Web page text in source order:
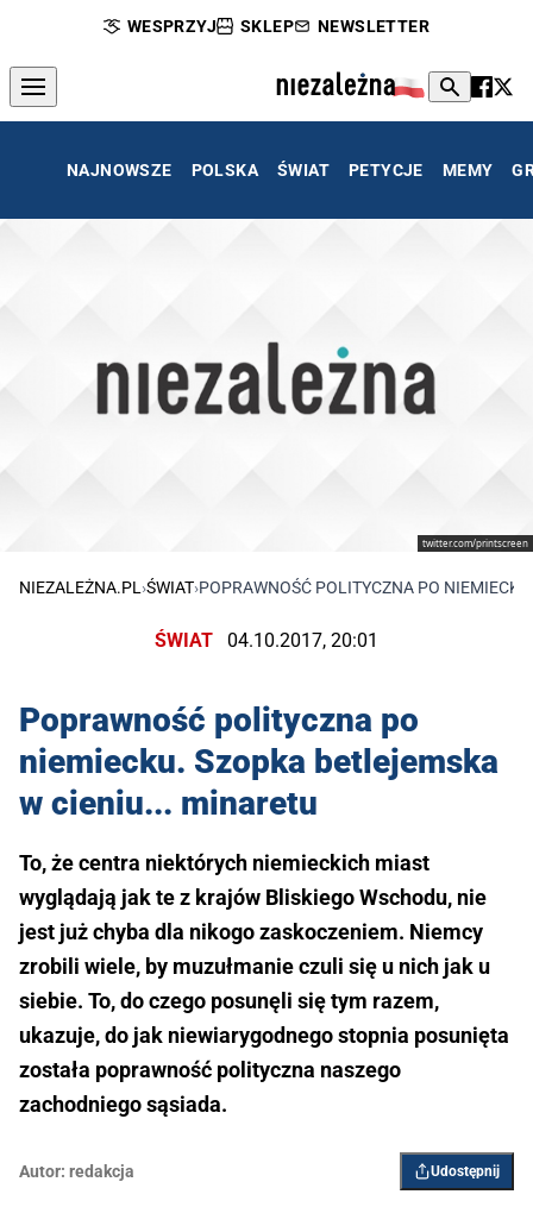
WESPRZYJ SKLEP NEWSLETTER
NAJNOWSZE POLSKA ŚWIAT PETYCJE MEMY
twitter.com/printscreen
NIEZALEŻNA.PL ›ŚWIAT›POPRAWNOŚĆ POLITYCZNA PO
ŚWIAT 04.10.2017, 20:01
Poprawność polityczna po
niemiecku. Szopka betlejemska
w cieniu... minaretu
To, że centra niektórych niemieckich miast
wyglądają jak te z krajów Bliskiego Wschodu, nie
jest już chyba dla nikogo zaskoczeniem. Niemcy
zrobili wiele, by muzułmanie czuli się u nich jak u
siebie. To, do czego posunęli się tym razem,
ukazuje, do jak niewiarygodnego stopnia posunięta
została poprawność polityczna naszego
zachodniego sąsiada.
Autor: redakcja Udostępnij